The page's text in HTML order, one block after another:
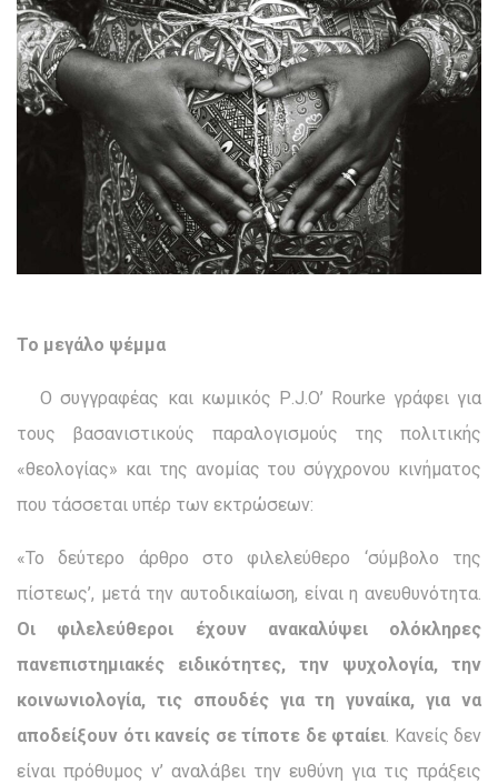
Το μεγάλο ψέμμα
Ο συγγραφέας και κωμικός Ρ.J.O’ Rourke γράφει για
τους βασανιστικούς παραλογισμούς της πολιτικής
«θεολογίας» και της ανομίας του σύγχρονου κινήματος
που τάσσεται υπέρ των εκτρώσεων:
«Το δεύτερο άρθρο στο φιλελεύθερο ‘σύμβολο της
πίστεως’, μετά την αυτοδικαίωση, είναι η ανευθυνότητα.
Οι φιλελεύθεροι έχουν ανακαλύψει ολόκληρες
πανεπιστημιακές ειδικότητες, την ψυχολογία, την
κοινωνιολογία, τις σπουδές για τη γυναίκα, για να
αποδείξουν ότι κανείς σε τίποτε δε φταίει. Κανείς δεν
είναι πρόθυμος ν’ αναλάβει την ευθύνη για τις πράξεις